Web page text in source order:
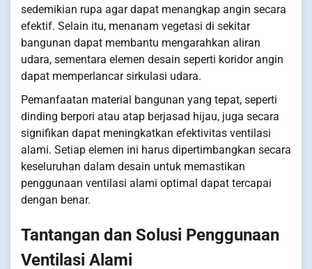
sedemikian rupa agar dapat menangkap angin secara
efektif. Selain itu, menanam vegetasi di sekitar
bangunan dapat membantu mengarahkan aliran
udara, sementara elemen desain seperti koridor angin
dapat memperlancar sirkulasi udara.
Pemanfaatan material bangunan yang tepat, seperti
dinding berpori atau atap berjasad hijau, juga secara
signifikan dapat meningkatkan efektivitas ventilasi
alami. Setiap elemen ini harus dipertimbangkan secara
keseluruhan dalam desain untuk memastikan
penggunaan ventilasi alami optimal dapat tercapai
dengan benar.
Tantangan dan Solusi Penggunaan
Ventilasi Alami